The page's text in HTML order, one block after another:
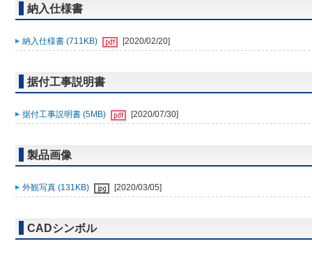
納入仕様書
納入仕様書 (711KB) [2020/02/20]
据付工事説明書
据付工事説明書 (5MB) [2020/07/30]
製品画像
外観写真 (131KB) [2020/03/05]
CADシンボル